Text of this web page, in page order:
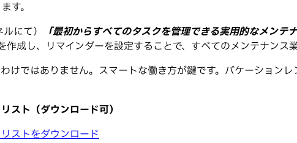
す。
にて）
「最初からすべてのタスクを管理できる実用的なメン
成し、リマインダーを設定することで、すべてのメンテナンス
けではありません。スマートな働き方が鍵です。バケーション
スト（ダウンロード可）
ストをダウンロード